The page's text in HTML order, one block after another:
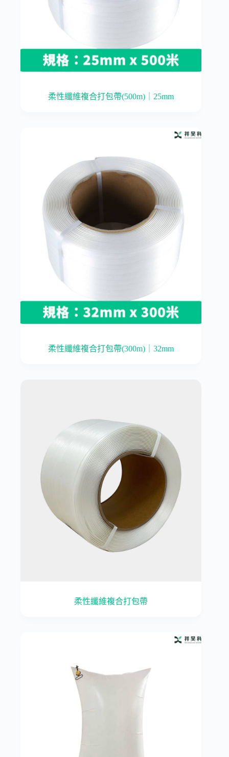
柔性纖維複合打包帶(500m)｜25mm
柔性纖維複合打包帶(300m)｜32mm
柔性纖維複合打包帶